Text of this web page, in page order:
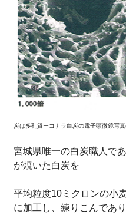
炭は多孔質ーコナラ白炭の電子顕微鏡写
宮城県唯一の白炭職人で
が焼いた白炭を
平均粒度10ミクロンの小
に加工し、練りこんであり